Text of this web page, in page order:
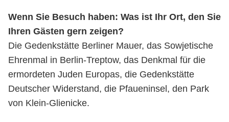
Wenn Sie Besuch haben: Was ist Ihr Ort, den Sie
Ihren Gästen gern zeigen?
Die Gedenkstätte Berliner Mauer, das Sowjetische
Ehrenmal in Berlin-Treptow, das Denkmal für die
ermordeten Juden Europas, die Gedenkstätte
Deutscher Widerstand, die Pfaueninsel, den Park
von Klein-Glienicke.